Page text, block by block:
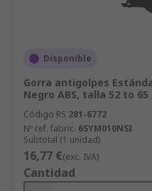
Disponible
Gorra antigolpes
Negro ABS, talla 52 to 65
Código RS 281-6772
Nº ref. fabric. 6SYM010NSI
Subtotal (1 unidad)
16,77 €(exc. IVA)
Cantidad